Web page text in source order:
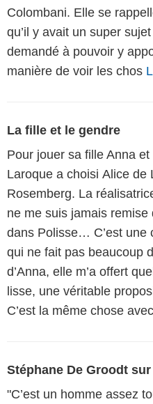
Colombani. Elle se
qu’il y avait un super
demandé à pouvoir y
manière de voir les chos
La fille et le gendre
Pour jouer sa fille Anna
Laroque a choisi Alice de
Rosemberg. La
ne me suis jamais remise
dans Polisse… C’est une
qui ne fait pas beaucoup
d’Anna, elle m’a offert
lisse, une véritable
C’est la même chose
Stéphane De Groodt sur
"C’est un homme assez